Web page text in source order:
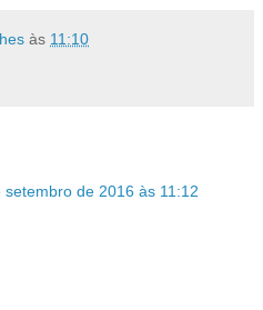
às 11:10
setembro de 2016 às 11:12